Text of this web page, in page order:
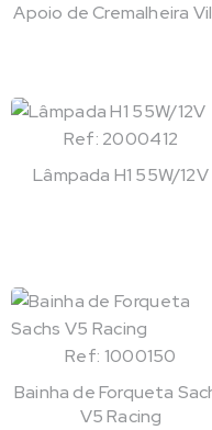
Apoio de Cremalheira
Ref: 2000412
Lâmpada H1 55W/12V
Ref: 1000150
Bainha de Forqueta
V5 Racing